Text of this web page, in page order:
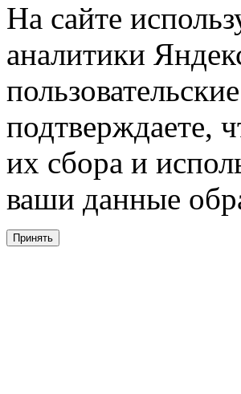
На сайте
аналитики
подтверждаете,
их сбора и
ваши данные
Принять